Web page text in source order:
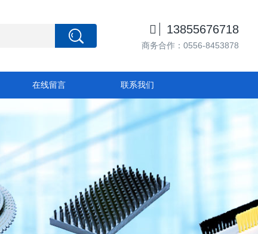
 13855676718
商务合作：0556-8453878
在线留言 联系我们